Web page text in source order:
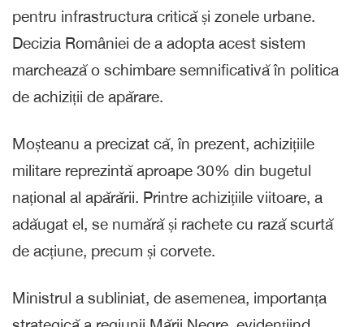
pentru infrastructura critică și zonele urbane.
Decizia României de a adopta acest sistem
marchează o schimbare semnificativă în politica
de achiziții de apărare.
Moșteanu a precizat că, în prezent, achizițiile
militare reprezintă aproape 30% din bugetul
național al apărării. Printre achizițiile viitoare, a
adăugat el, se numără și rachete cu rază scurtă
de acțiune, precum și corvete.
Ministrul a subliniat, de asemenea, importanța